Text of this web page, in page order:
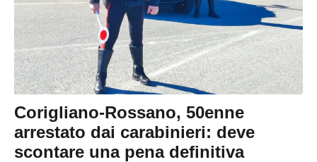
Corigliano-Rossano, 50enne
arrestato dai carabinieri: deve
scontare una pena definitiva